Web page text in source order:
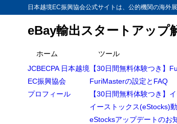
日本越境EC振興協会公式サイトは、公的機関の海外
eBay輸出スタートアップ
ホーム
JCBECPA 日本越境
EC振興協会
プロフィール
ツール
【30日間無料体験つき】
FuriMasterの設定とFAQ
【30日間無料体験つき】
イーストックス(eStocks)
eStocksアップデートのお
1